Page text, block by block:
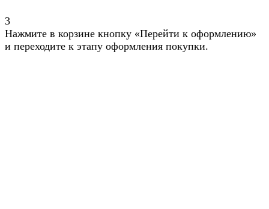
3
Нажмите в корзине кнопку «Перейти к оформлению»
и переходите к этапу оформления покупки.